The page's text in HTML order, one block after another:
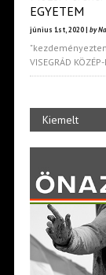
EGYETEM
június 1st, 2020 | by
VISEGRÁD
Kiemelt